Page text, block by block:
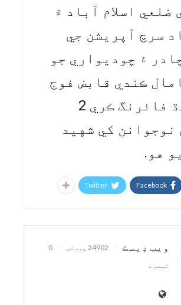
ضلعي اسلام آباد ۾
سرچ آپريشن جي
۽ چوديواري جو
ڪندي قابض فوج
انڌاڌنڌ فائرنگ ڪري 2
نوجوانن کي شهيد
هو.
Facebook
Twitter
ويب ڊيسڪ 24902 پوسٹس
0
تبصرے